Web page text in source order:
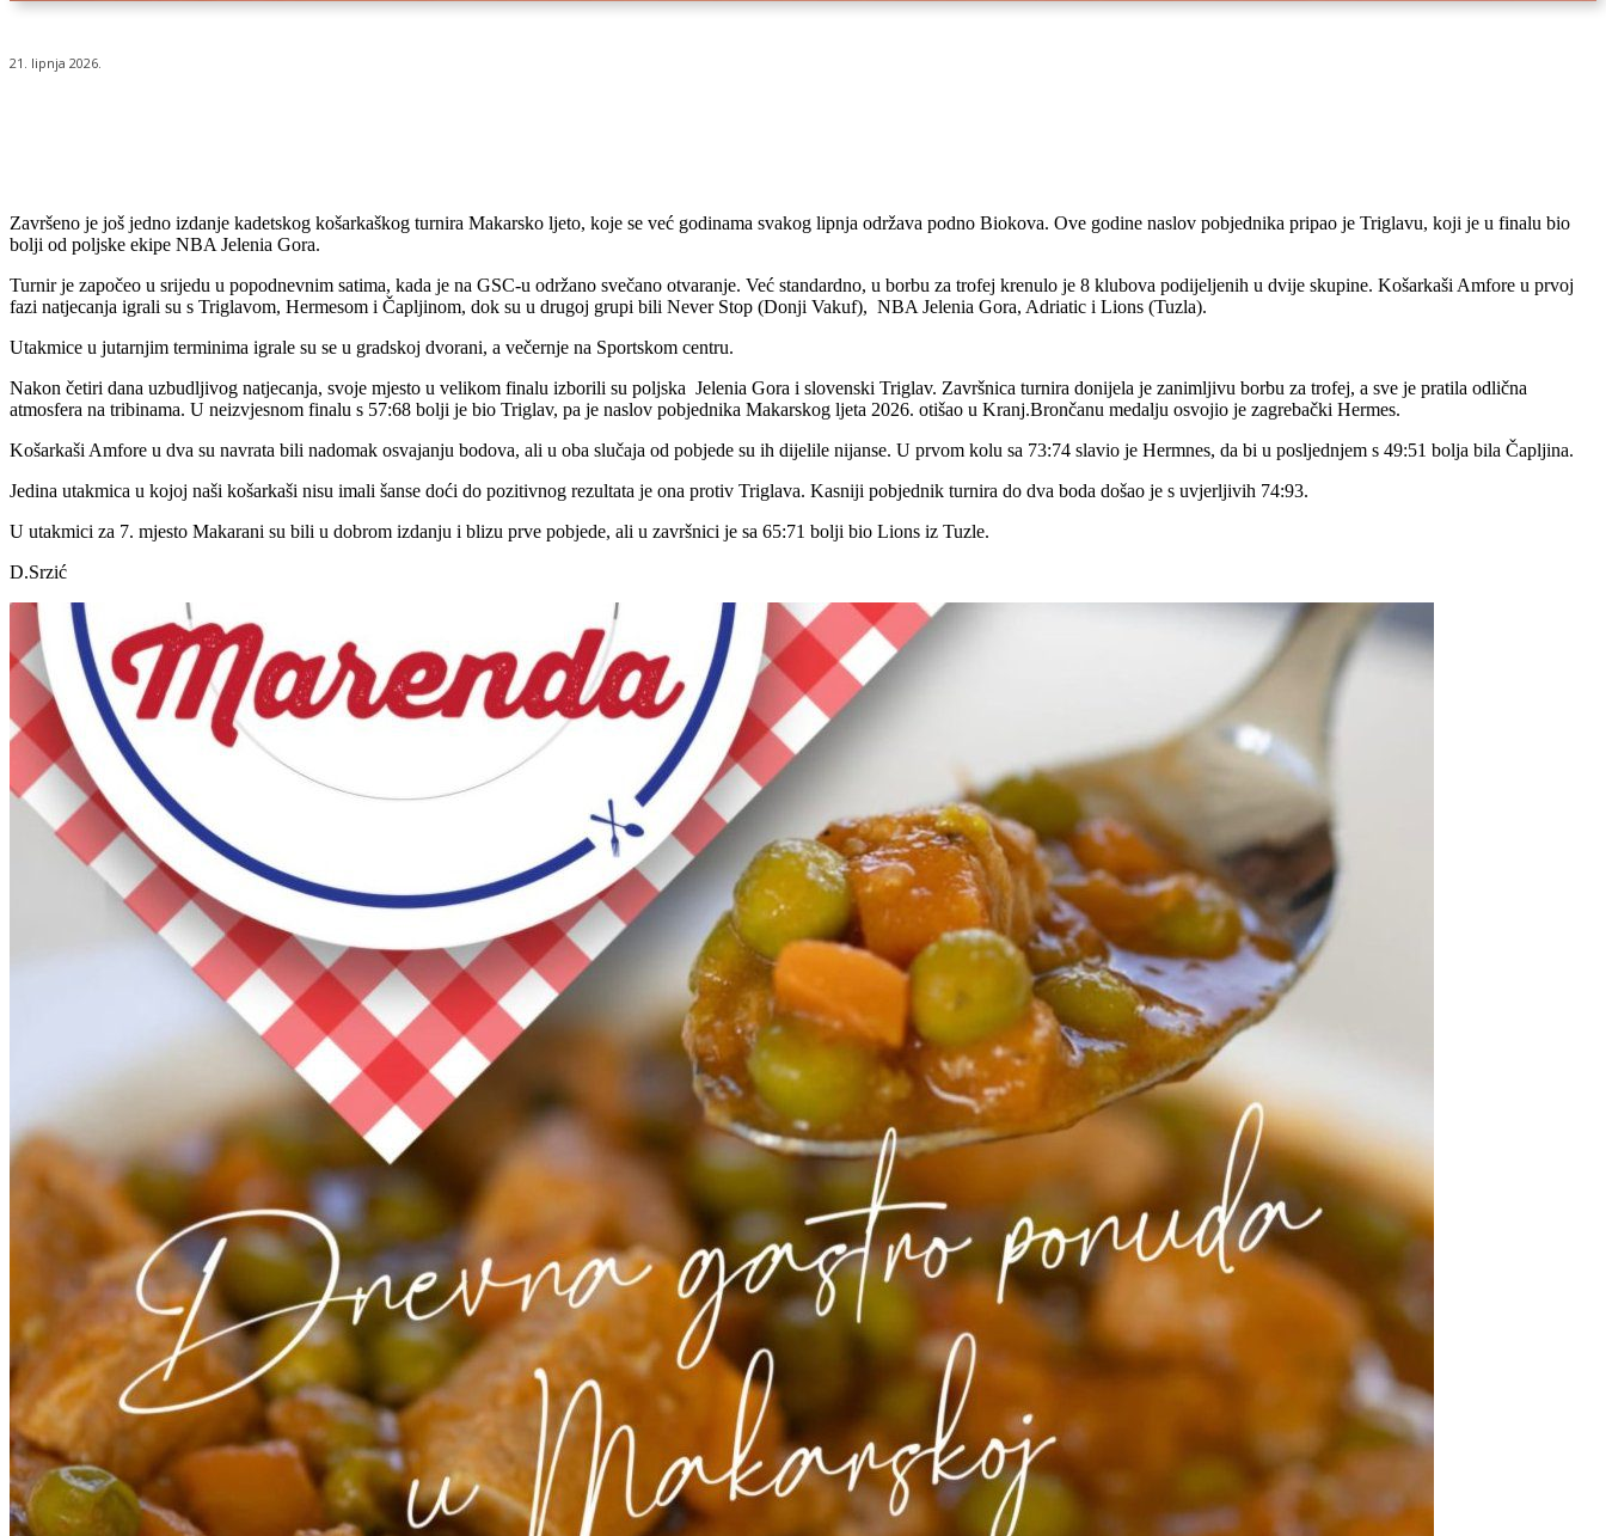
21. lipnja 2026.
Završeno je još jedno izdanje kadetskog košarkaškog turnira Makarsko ljeto, koje se već godinama svakog lipnja održava podno Biokova. Ove godine naslov pobjednika pripao je Triglavu, koji je u finalu bio
bolji od poljske ekipe NBA Jelenia Gora.
Turnir je započeo u srijedu u popodnevnim satima, kada je na GSC-u održano svečano otvaranje. Već standardno, u borbu za trofej krenulo je 8 klubova podijeljenih u dvije skupine. Košarkaši Amfore u prvoj
fazi natjecanja igrali su s Triglavom, Hermesom i Čapljinom, dok su u drugoj grupi bili Never Stop (Donji Vakuf), NBA Jelenia Gora, Adriatic i Lions (Tuzla).
Utakmice u jutarnjim terminima igrale su se u gradskoj dvorani, a večernje na Sportskom centru.
Nakon četiri dana uzbudljivog natjecanja, svoje mjesto u velikom finalu izborili su poljska Jelenia Gora i slovenski Triglav. Završnica turnira donijela je zanimljivu borbu za trofej, a sve je pratila odlična
atmosfera na tribinama. U neizvjesnom finalu s 57:68 bolji je bio Triglav, pa je naslov pobjednika Makarskog ljeta 2026. otišao u Kranj.Brončanu medalju osvojio je zagrebački Hermes.
Košarkaši Amfore u dva su navrata bili nadomak osvajanju bodova, ali u oba slučaja od pobjede su ih dijelile nijanse. U prvom kolu sa 73:74 slavio je Hermnes, da bi u posljednjem s 49:51 bolja bila Čapljina.
Jedina utakmica u kojoj naši košarkaši nisu imali šanse doći do pozitivnog rezultata je ona protiv Triglava. Kasniji pobjednik turnira do dva boda došao je s uvjerljivih 74:93.
U utakmici za 7. mjesto Makarani su bili u dobrom izdanju i blizu prve pobjede, ali u završnici je sa 65:71 bolji bio Lions iz Tuzle.
D.Srzić